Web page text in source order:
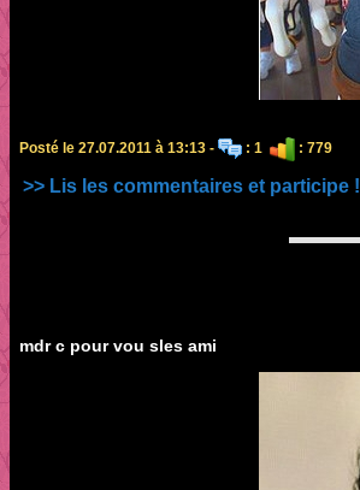
Posté le 27.07.2011 à 13:13 - : 1 : 779
>> Lis les commentaires et participe !
mdr c pour vou sles ami